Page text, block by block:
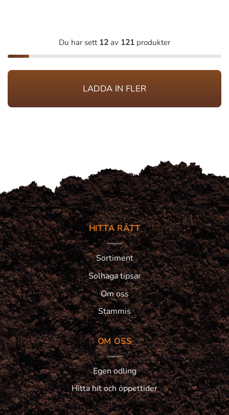
Du har sett 12 av 121 produkter
LADDA IN FLER
HITTA RÄTT
Sortiment
Solhaga tipsar
Om oss
Stammis
OM OSS
Egen odling
Hitta hit och öppettider